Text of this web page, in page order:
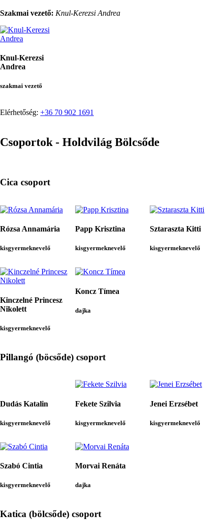
Szakmai vezető: Knul-Kerezsi Andrea
Knul-Kerezsi
Andrea
szakmai vezető
Elérhetőség: +36 70 902 1691
Csoportok - Holdvilág Bölcsőde
Cica csoport
Rózsa Annamária
kisgyermeknevelő
Papp Krisztina
kisgyermeknevelő
Sztaraszta Kitti
kisgyermeknevelő
Kinczelné Princesz
Nikolett
kisgyermeknevelő
Koncz Tímea
dajka
Pillangó (böcsőde) csoport
Dudás Katalin
kisgyermeknevelő
Fekete Szilvia
kisgyermeknevelő
Jenei Erzsébet
kisgyermeknevelő
Szabó Cintia
kisgyermeknevelő
Morvai Renáta
dajka
Katica (bölcsőde) csoport